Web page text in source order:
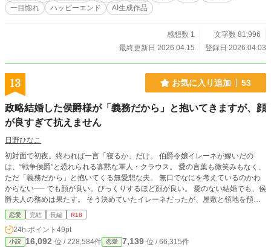
一目惚れ
ハッピーエンド AI生成作品
感想数 1
文字数 81,996
最終更新日 2026.04.15
登録日 2026.04.03
13 お気に入り追加 53
政略結婚した侯爵様が「義務だから」と抱いてきますが、顔
が良すぎて抗えません
日野ひなこ
初対面で初夜。終われば一言「寝るか」だけ。 伯爵令嬢イレーネが嫁いだの
は、“戦争侯爵”と恐れられる寡黙な軍人・クラウス。 愛の言葉も微笑みもなく、
ただ「義務だから」と抱いてくる無愛想な夫。 無口でなにを考えているのかわ
からない── でも顔が良い。びっくりするほど顔が良い。 愛のない結婚でも、侯
爵夫人の務めは果たす。 そう決めていたイレーネだったが、屋敷と領地を預か
るなかで、亡き母の温室を守るクラウスの孤独と、不器用な素顔を知っていく。
だが隣国との国境では不穏な動きが強まり、クラウスは王都へ、そして国境へと
向かうことに。 「必ず帰る」と約束できない夫と、 「行ってほしくない」と言
えない妻。 義務で始まった政略結婚は、役目と本音を抱えながら、 本当の夫婦
恋愛 完結 長編 R18
24h.ポイント 49pt
小説 16,092 位 / 228,584件 恋愛 7,139 位 / 66,315件